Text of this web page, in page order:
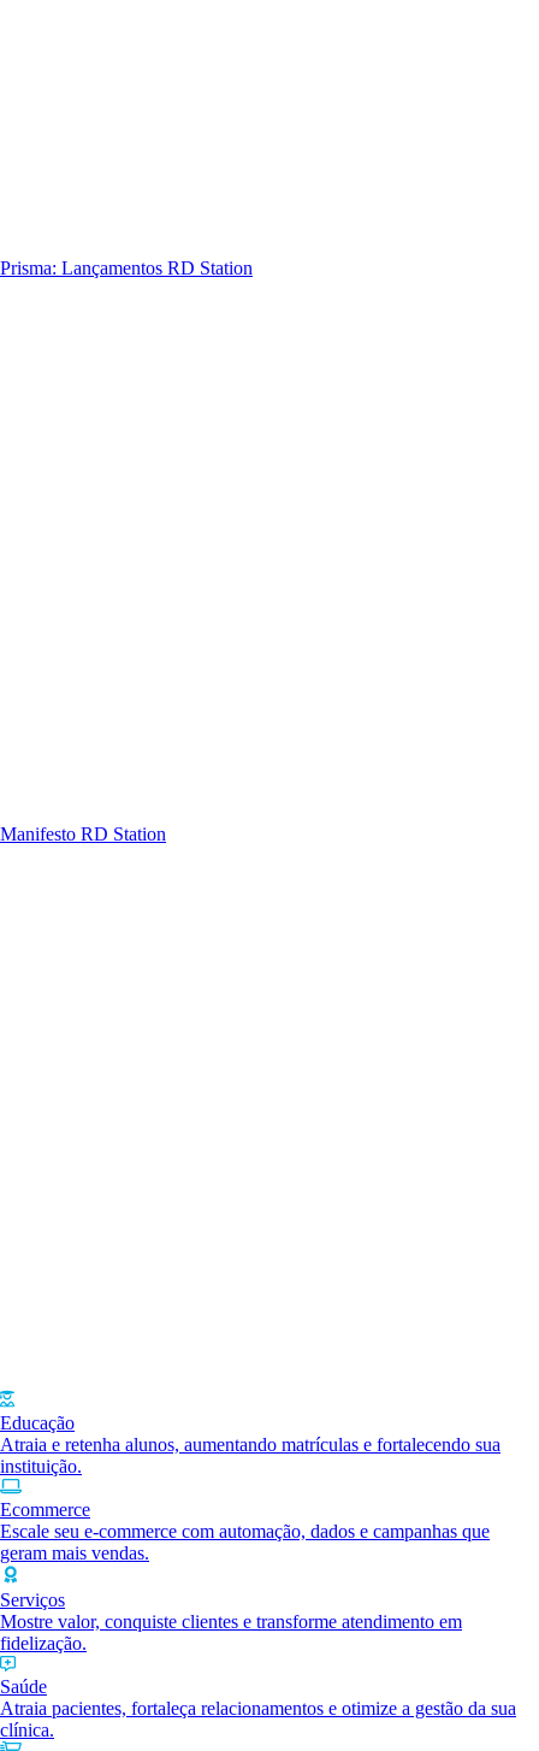
Prisma: Lançamentos RD Station
Manifesto RD Station
Educação
Atraia e retenha alunos, aumentando matrículas e fortalecendo sua
instituição.
Ecommerce
Escale seu e-commerce com automação, dados e campanhas que
geram mais vendas.
Serviços
Mostre valor, conquiste clientes e transforme atendimento em
fidelização.
Saúde
Atraia pacientes, fortaleça relacionamentos e otimize a gestão da sua
clínica.